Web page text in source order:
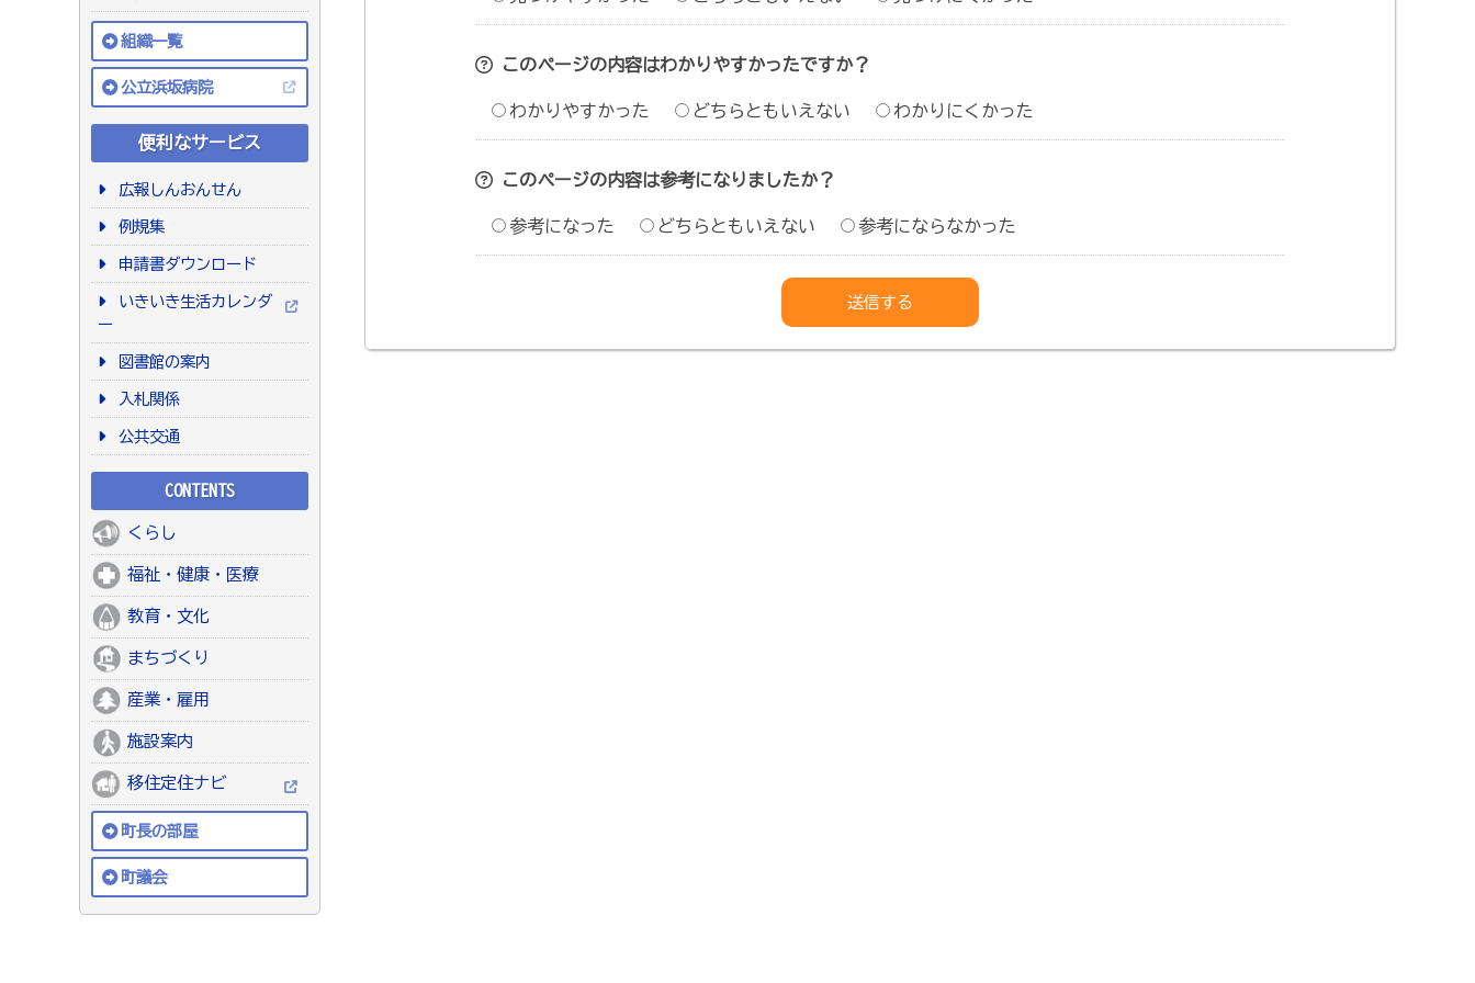
組織一覧
公立浜坂病院
便利なサービス
広報しんおんせん
例規集
申請書ダウンロード
いきいき生活カレンダ
ー
図書館の案内
入札関係
公共交通
CONTENTS
くらし
福祉・健康・医療
教育・文化
まちづくり
産業・雇用
施設案内
移住定住ナビ
町長の部屋
町議会
このページの内容はわかりやすかったですか？
わかりやすかった どちらともいえない わかりにくかった
このページの内容は参考になりましたか？
参考になった どちらともいえない 参考にならなかった